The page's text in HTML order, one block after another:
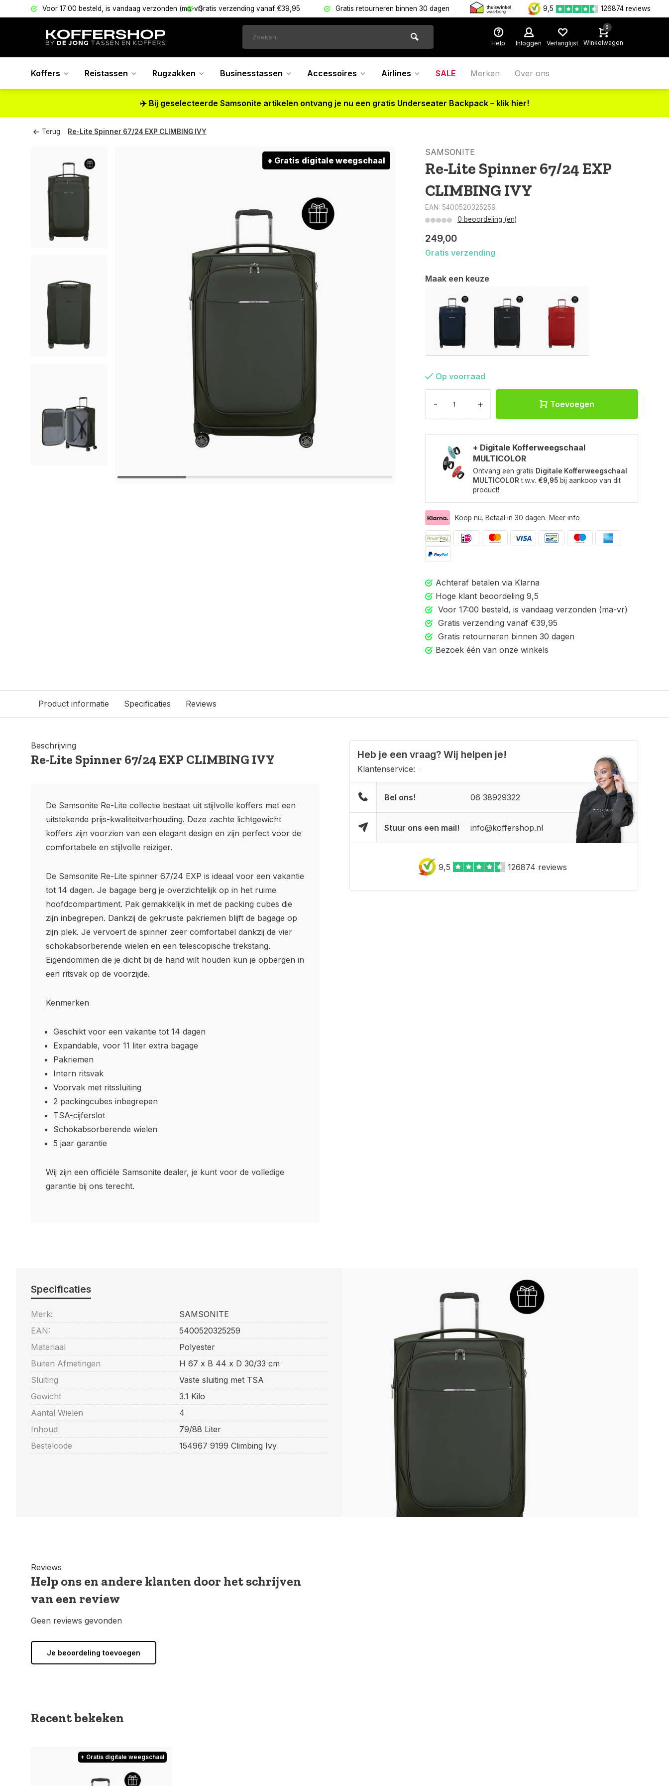
Voor 17:00 besteld, is vandaag verzonden (ma-vr)Gratis verzending vanaf €39,95 Gratis retourneren binnen 30 dagen 9,5 126874 reviews
Help Inloggen Verlanglijst
0
Winkelwagen
Koffers Reistassen Rugzakken Businesstassen Accessoires Airlines SALE Merken Over ons
✈️ Bij geselecteerde Samsonite artikelen ontvang je nu een gratis Underseater Backpack – klik hier!
Terug Re-Lite Spinner 67/24 EXP CLIMBING IVY
+ Gratis digitale weegschaal
SAMSONITE
Re-Lite Spinner 67/24 EXP
CLIMBING IVY
EAN: 5400520325259
0 beoordeling (en)
249,00
Gratis verzending
Maak een keuze
Op voorraad
- + Toevoegen
+ Digitale Kofferweegschaal
MULTICOLOR
Ontvang een gratis Digitale Kofferweegschaal
MULTICOLOR t.w.v. €9,95 bij aankoop van dit
product!
Koop nu. Betaal in 30 dagen. Meer info
Achteraf betalen via Klarna
Hoge klant beoordeling 9,5
Voor 17:00 besteld, is vandaag verzonden (ma-vr)
Gratis verzending vanaf €39,95
Gratis retourneren binnen 30 dagen
Bezoek één van onze winkels
Product informatie Specificaties Reviews
Beschrijving
Re-Lite Spinner 67/24 EXP CLIMBING IVY
De Samsonite Re-Lite collectie bestaat uit stijlvolle koffers met een
uitstekende prijs-kwaliteitverhouding. Deze zachte lichtgewicht
koffers zijn voorzien van een elegant design en zijn perfect voor de
comfortabele en stijlvolle reiziger.
De Samsonite Re-Lite spinner 67/24 EXP is ideaal voor een vakantie
tot 14 dagen. Je bagage berg je overzichtelijk op in het ruime
hoofdcompartiment. Pak gemakkelijk in met de packing cubes die
zijn inbegrepen. Dankzij de gekruiste pakriemen blijft de bagage op
zijn plek. Je vervoert de spinner zeer comfortabel dankzij de vier
schokabsorberende wielen en een telescopische trekstang.
Eigendommen die je dicht bij de hand wilt houden kun je opbergen in
een ritsvak op de voorzijde.
Kenmerken
Geschikt voor een vakantie tot 14 dagen
Expandable, voor 11 liter extra bagage
Pakriemen
Intern ritsvak
Voorvak met ritssluiting
2 packingcubes inbegrepen
TSA-cijferslot
Schokabsorberende wielen
5 jaar garantie
Wij zijn een officiële Samsonite dealer, je kunt voor de volledige
garantie bij ons terecht.
Heb je een vraag? Wij helpen je!
Klantenservice:
Bel ons! 06 38929322
Stuur ons een mail! info@koffershop.nl
9,5 126874 reviews
Specificaties
Merk:
SAMSONITE
EAN:
5400520325259
Materiaal
Polyester
Buiten Afmetingen
H 67 x B 44 x D 30/33 cm
Sluiting
Vaste sluiting met TSA
Gewicht
3.1 Kilo
Aantal Wielen
4
Inhoud
79/88 Liter
Bestelcode
154967 9199 Climbing Ivy
Reviews
Help ons en andere klanten door het schrijven
van een review
Geen reviews gevonden
Je beoordeling toevoegen
Recent bekeken
+ Gratis digitale weegschaal